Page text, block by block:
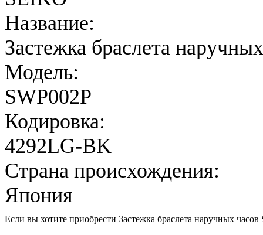
Название:
Застежка браслета
Модель:
SWP002P
Кодировка:
4292LG-BK
Страна происхождения:
Япония
Если вы хотите приобрести Застежка браслета наручных